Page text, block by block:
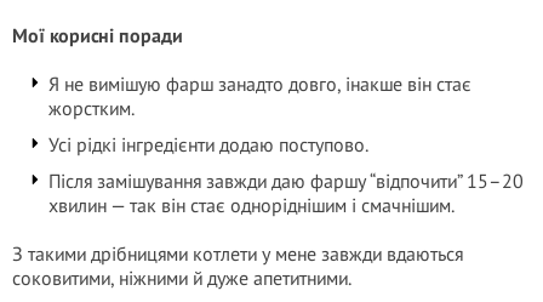
Мої корисні поради
Я не вимішую фарш занадто довго, інакше він стає
жорстким.
Усі рідкі інгредієнти додаю поступово.
Після замішування завжди даю фаршу “відпочити” 15–20
хвилин — так він стає одноріднішим і смачнішим.
З такими дрібницями котлети у мене завжди вдаються
соковитими, ніжними й дуже апетитними.